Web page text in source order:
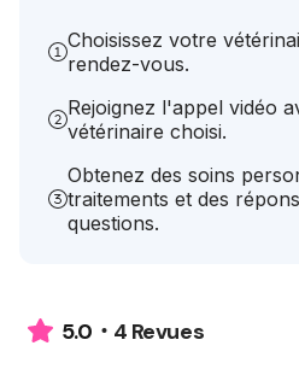
Choisissez votre
rendez-vous.
Rejoignez l'appel vidéo
vétérinaire choisi.
Obtenez des soins
traitements et des
questions.
5.0 4 Revues